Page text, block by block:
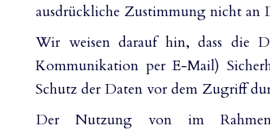
ausdrückliche Zustimmung nicht an
Wir weisen darauf hin, dass die
Kommunikation per E-Mail)
Schutz der Daten vor dem Zugriff
Der Nutzung von im Rahmen